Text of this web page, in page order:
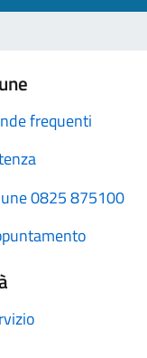
frequenti
0825 875100